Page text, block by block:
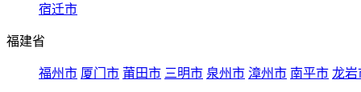
宿迁市
福建省
福州市 厦门市 莆田市 三明市 泉州市 漳州市 南平市 龙岩